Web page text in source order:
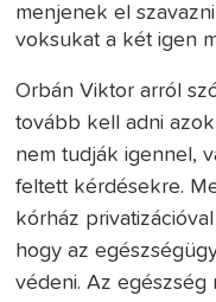
menjenek el
voksukat a két igen
Orbán Viktor arról
tovább kell adni
nem tudják igennel,
feltett kérdésekre.
kórház
hogy az
védeni. Az egészség